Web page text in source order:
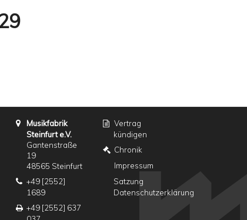
Musikfabrik
Steinfurt e.V.
Gantenstraße
19
48565 Steinfurt
+49 [2552]
1689
+49 [2552] 637
Vertrag
kündigen
Chronik
Impressum
Satzung
Datenschutzerklärung